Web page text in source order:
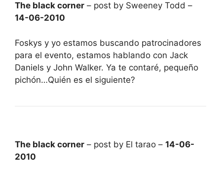
The black corner – post by Sweeney Todd –
14-06-2010
Foskys y yo estamos buscando patrocinadores
para el evento, estamos hablando con Jack
Daniels y John Walker. Ya te contaré, pequeño
pichón…Quién es el siguiente?
The black corner – post by El tarao – 14-06-
2010